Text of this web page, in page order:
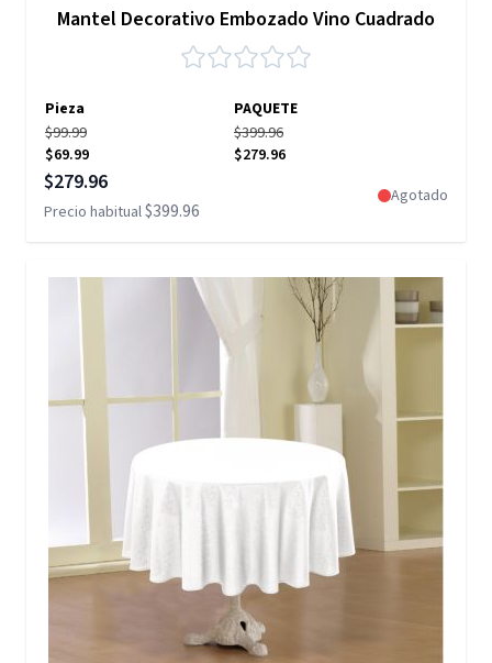
Mantel Decorativo Embozado Vino Cuadrado
Pieza
PAQUETE
$99.99
$69.99
$399.96
$279.96
Precio especial
$279.96
Precio habitual$399.96
Agotado